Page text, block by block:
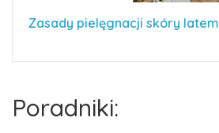
Zasady pielęgnacji skóry latem
Poradniki: